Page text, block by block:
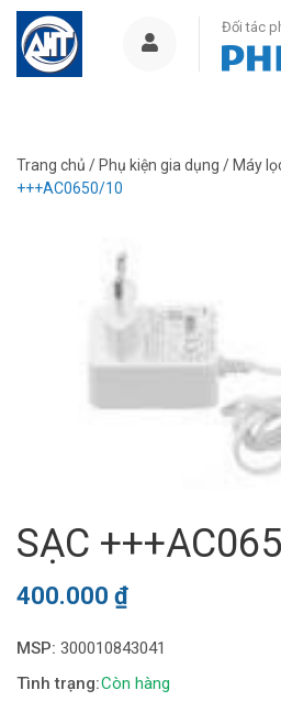
Đối tác
Trang chủ / Phụ kiện gia dụng / Máy
+++AC0650/10
SẠC
400.000 ₫
MSP: 300010843041
Còn hàng